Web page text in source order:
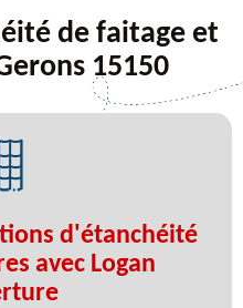
de faitage et
15150
d'étanchéité
avec Logan